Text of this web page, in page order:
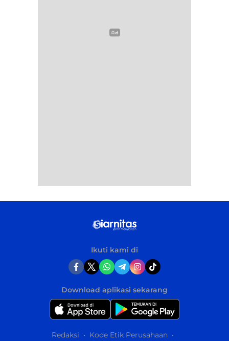
Ikuti kami di
Download aplikasi sekarang
Redaksi
Kode Etik Perusahaan